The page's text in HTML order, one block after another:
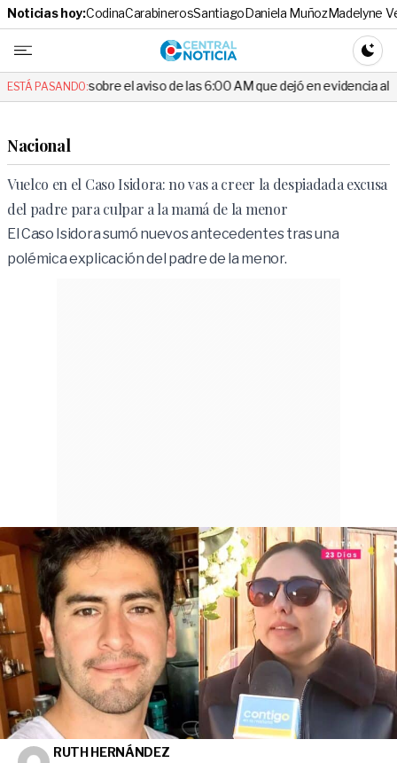
Noticias hoy:CodinaCarabinerosSantiagoDaniela MuñozMadelyne
Central
ESTÁ PASANDO:
el aviso de las 6:00 AM que dejó en evidencia al Delegado
Nacional
Vuelco en el Caso Isidora: no vas a creer la despiadada excusa
del padre para culpar a la mamá de la menor
El Caso Isidora sumó nuevos antecedentes tras una
polémica explicación del padre de la menor.
RUTH HERNÁNDEZ